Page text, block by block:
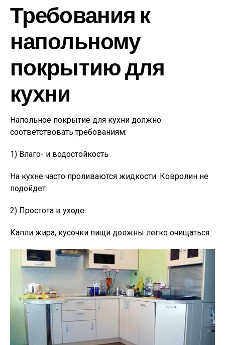
Требования к
напольному
покрытию для
кухни
Напольное покрытие для кухни должно
соответствовать требованиям:
1) Влаго- и водостойкость
На кухне часто проливаются жидкости. Ковролин не
подойдет.
2) Простота в уходе
Капли жира, кусочки пищи должны легко очищаться.